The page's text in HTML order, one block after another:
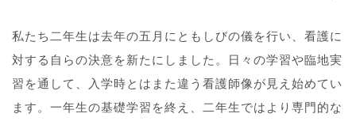
私たち二年生は去年の五月にともしびの儀を行い、看護に
対する自らの決意を新たにしました。日々の学習や臨地実
習を通して、入学時とはまた違う看護師像が見え始めてい
ます。一年生の基礎学習を終え、二年生ではより専門的な